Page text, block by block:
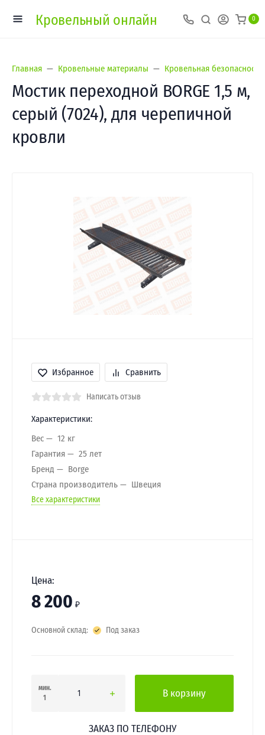
Кровельный онлайн 0
Главная Кровельные материалы Кровельная безопасность
Мостик переходной BORGE 1,5 м,
серый (7024), для черепичной
кровли
Избранное Сравнить
Написать отзыв
Характеристики:
Вес
12 кг
Гарантия
25 лет
Бренд
Borge
Страна производитель
Швеция
Все характеристики
Цена:
8 200 ₽
Основной склад: Под заказ
мин.
1
В корзину
ЗАКАЗ ПО ТЕЛЕФОНУ